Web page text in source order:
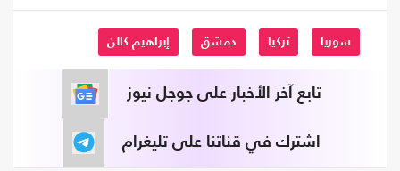
سوريا تركيا دمشق إبراهيم كالن
تابع آخر الأخبار على جوجل نيوز
اشترك في قناتنا على تليغرام